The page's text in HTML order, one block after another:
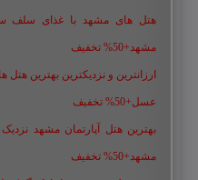
هتل های مشهد با غذای سلف
مشهد+50% تخفیف
ارزانترین و نزدیکترین بهترین
عسل+50% تخفیف
بهترین هتل آپارتمان مشهد
مشهد+50% تخفیف